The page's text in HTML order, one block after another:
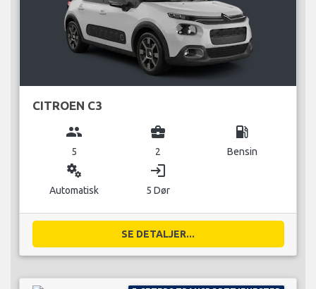
CITROEN C3
group
5
business_center
2
local_gas_station
Bensin
miscellaneous_services
Automatisk
login
5 Dør
SE DETALJER...